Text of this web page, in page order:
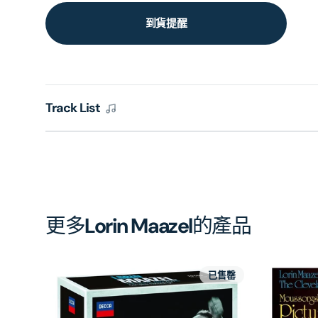
到貨提醒
Track List
更多Lorin Maazel的產品
已售罄